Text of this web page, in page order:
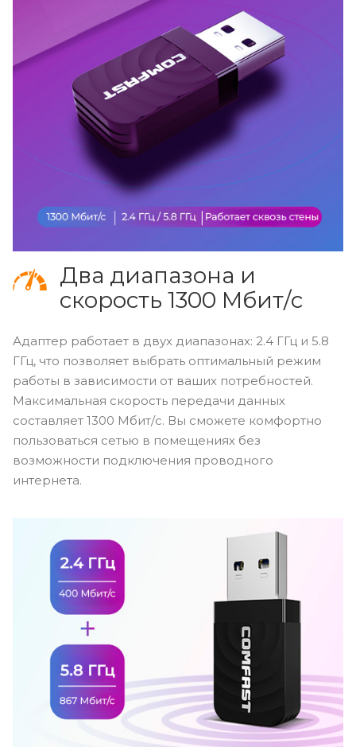
Два диапазона и
скорость 1300 Мбит/с
Адаптер работает в двух диапазонах: 2.4 ГГц и 5.8
ГГц, что позволяет выбрать оптимальный режим
работы в зависимости от ваших потребностей.
Максимальная скорость передачи данных
составляет 1300 Мбит/с. Вы сможете комфортно
пользоваться сетью в помещениях без
возможности подключения проводного
интернета.